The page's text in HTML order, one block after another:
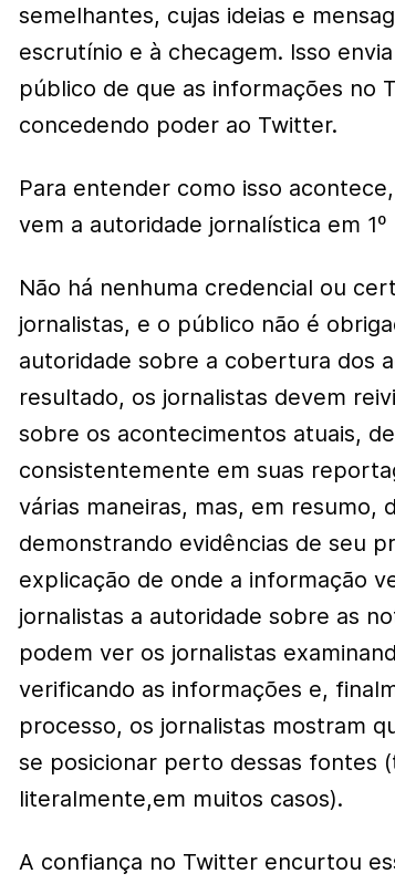
semelhantes, cujas ideias e
escrutínio e à checagem. Isso
público de que as informações no
concedendo poder ao Twitter.
Para entender como isso
vem a autoridade jornalística em 1º
Não há nenhuma credencial ou
jornalistas, e o público não é
autoridade sobre a cobertura dos
resultado, os jornalistas devem
sobre os acontecimentos atuais,
consistentemente em suas
várias maneiras, mas, em resumo,
demonstrando evidências de seu
explicação de onde a informação
jornalistas a autoridade sobre as
podem ver os jornalistas
verificando as informações e,
processo, os jornalistas mostram
se posicionar perto dessas fontes
literalmente,em muitos casos).
A confiança no Twitter encurtou